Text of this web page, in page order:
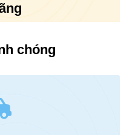
chóng